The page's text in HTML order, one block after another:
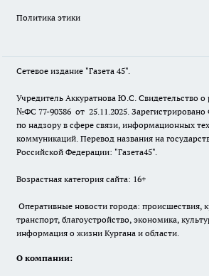
Политика этики
Сетевое издание "Газета 45".
Учредитель Аккуратнова Ю.С. Свидетельство
№ФС 77-90386 от 25.11.2025.
по надзору в сфере связи, информационных
коммуникаций. Перевод названия на
Российской Федерации: "Газета45".
Возрастная категория сайта: 16+
Оперативные новости города: происшествия,
транспорт, благоустройство, экономика,
информация о жизни Кургана и области.
О компании: